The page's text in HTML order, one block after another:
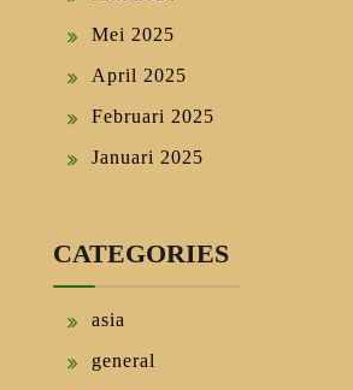
Mei 2025
April 2025
Februari 2025
Januari 2025
CATEGORIES
asia
general